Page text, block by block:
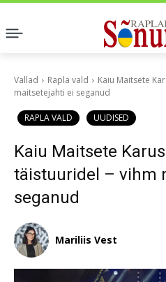
Vallad Rapla vald
Kaiu Maitsete
maitsetejahti ei seganud
RAPLA VALD UUDISED
Kaiu Maitsete
täistuuridel – vihm
seganud
Mariliis Vest